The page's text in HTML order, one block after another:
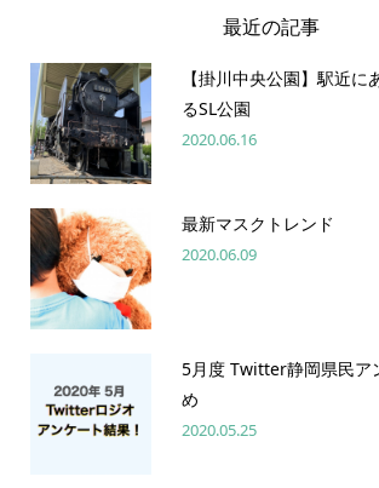
最近の記事
【掛川中央公園】駅近に
るSL公園
2020.06.16
最新マスクトレンド
2020.06.09
5月度 Twitter静岡県民ア
め
2020.05.25